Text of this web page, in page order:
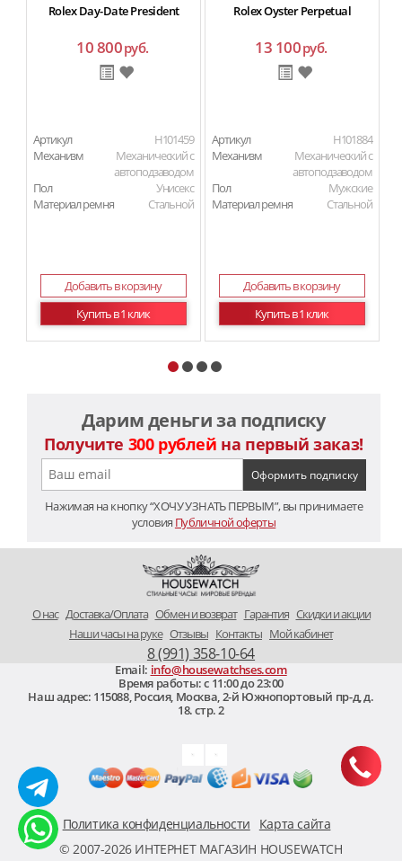
Rolex Day-Date President
10 800руб.
Артикул
H101459
Механизм
Механический с
автоподзаводом
Пол
Унисекс
Материал ремня
Стальной
Добавить в корзину
Купить в 1 клик
Rolex Oyster Perpetual
13 100руб.
Артикул
H101884
Механизм
Механический с
автоподзаводом
Пол
Мужские
Материал ремня
Стальной
Добавить в корзину
Купить в 1 клик
Дарим деньги за подписку
Получите 300 рублей на первый заказ!
Нажимая на кнопку “ХОЧУ УЗНАТЬ ПЕРВЫМ”, вы принимаете
условия Публичной оферты
O нас Доставка/Оплата Обмен и возврат Гарантия Скидки и акции
Наши часы на руке Отзывы Контакты Мой кабинет
8 (991) 358-10-64
Политика конфиденциальности Карта сайта
Email: info@housewatchses.com
Время работы: c 11:00 до 23:00
Наш адрес: 115088, Россия, Москва 2-й Южнопортовый пр-д, д.
18. стр. 2
© 2007-2026 ИНТЕРНЕТ МАГАЗИН HOUSEWATCH